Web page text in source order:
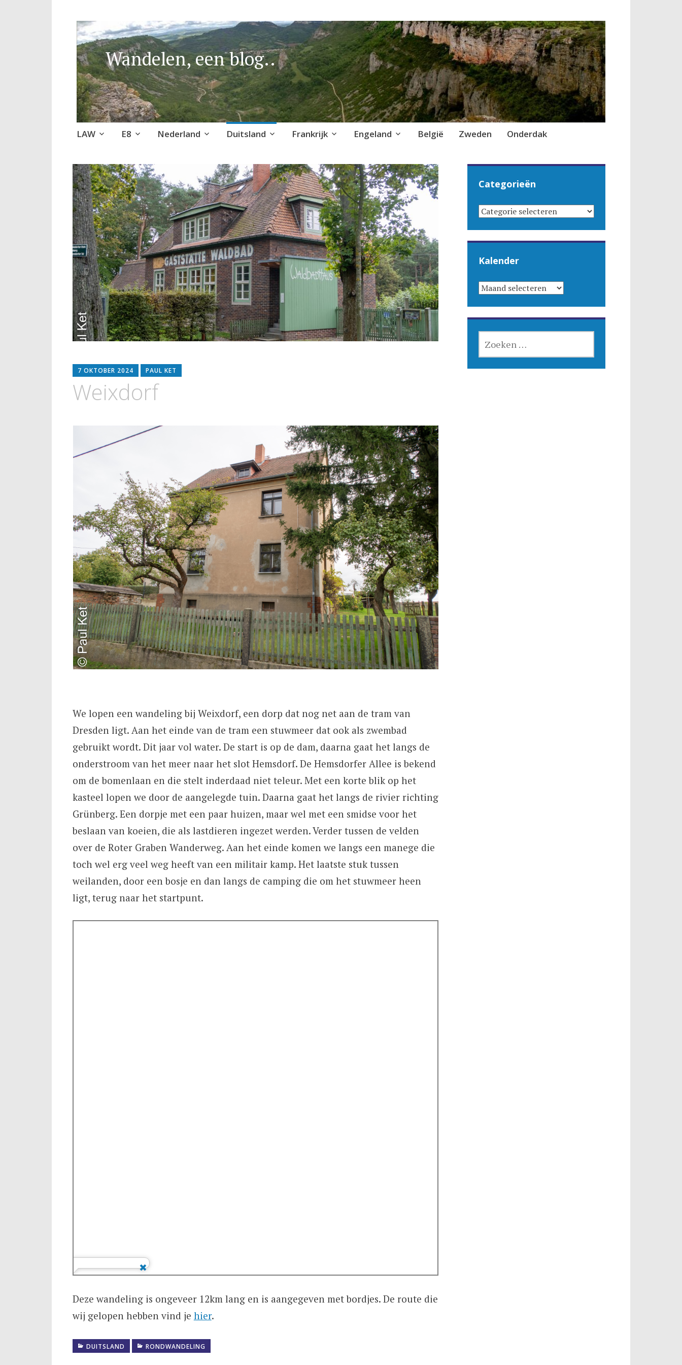
Wandelen, een blog..
Naar
springen
LAW E8 Nederland Duitsland Frankrijk Engeland België Zweden Onderdak
7 OKTOBER 2024 PAUL KET
Weixdorf
We lopen een wandeling bij Weixdorf, een dorp dat nog net aan de tram van
Dresden ligt. Aan het einde van de tram een stuwmeer dat ook als zwembad
gebruikt wordt. Dit jaar vol water. De start is op de dam, daarna gaat het langs de
onderstroom van het meer naar het slot Hemsdorf. De Hemsdorfer Allee is bekend
om de bomenlaan en die stelt inderdaad niet teleur. Met een korte blik op het
kasteel lopen we door de aangelegde tuin. Daarna gaat het langs de rivier richting
Grünberg. Een dorpje met een paar huizen, maar wel met een smidse voor het
beslaan van koeien, die als lastdieren ingezet werden. Verder tussen de velden
over de Roter Graben Wanderweg. Aan het einde komen we langs een manege die
toch wel erg veel weg heeft van een militair kamp. Het laatste stuk tussen
weilanden, door een bosje en dan langs de camping die om het stuwmeer heen
ligt, terug naar het startpunt.
Deze wandeling is ongeveer 12km lang en is aangegeven met bordjes. De route die
wij gelopen hebben vind je hier.
DUITSLAND RONDWANDELING
Categorieën
CATEGORIEËN
Kalender
KALENDER
NAAR: